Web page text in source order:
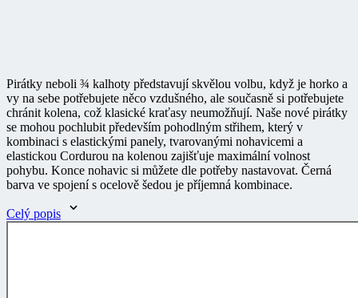
chránit kolena, což klasické kraťasy neumožňují. Naše nové pirátky
se mohou pochlubit především pohodlným střihem, který v
kombinaci s elastickými panely, tvarovanými nohavicemi a
elastickou Cordurou na kolenou zajišťuje maximální volnost
pohybu. Konce nohavic si můžete dle potřeby nastavovat. Černá
barva ve spojení s ocelově šedou je příjemná kombinace.
Celý popis